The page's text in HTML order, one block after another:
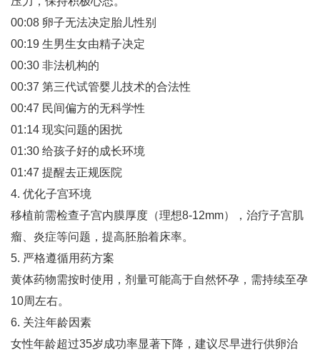
00:08 卵子无法决定胎儿性别
00:19 生男生女由精子决定
00:30 非法机构的
00:37 第三代试管婴儿技术的合法性
00:47 民间偏方的无科学性
01:14 现实问题的困扰
01:30 给孩子好的成长环境
01:47 提醒去正规医院
4. 优化子宫环境
移植前需检查子宫内膜厚度（理想8-12mm），治疗子宫肌
瘤、炎症等问题，提高胚胎着床率‌。
5. 严格遵循用药方案
黄体药物需按时使用，剂量可能高于自然怀孕，需持续至孕
10周左右‌。
6. 关注年龄因素
女性年龄超过35岁成功率显著下降，建议尽早进行供卵治